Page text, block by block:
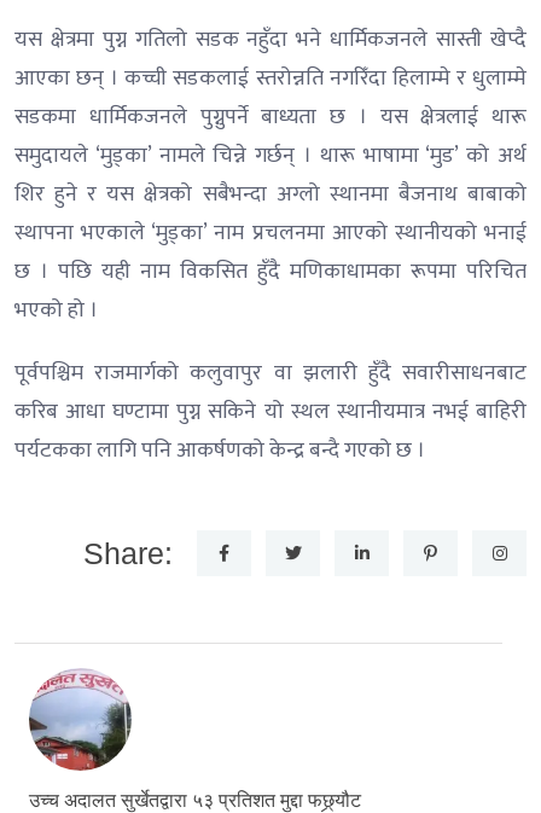
यस क्षेत्रमा पुग्न गतिलो सडक नहुँदा भने धार्मिकजनले सास्ती खेप्दै
आएका छन् । कच्ची सडकलाई स्तरोन्नति नगरिँदा हिलाम्मे र धुलाम्मे
सडकमा धार्मिकजनले पुग्नुपर्ने बाध्यता छ । यस क्षेत्रलाई थारू
समुदायले ‘मुड्का’ नामले चिन्ने गर्छन् । थारू भाषामा ‘मुड’ को अर्थ
शिर हुने र यस क्षेत्रको सबैभन्दा अग्लो स्थानमा बैजनाथ बाबाको
स्थापना भएकाले ‘मुड्का’ नाम प्रचलनमा आएको स्थानीयको भनाई
छ । पछि यही नाम विकसित हुँदै मणिकाधामका रूपमा परिचित
भएको हो ।
पूर्वपश्चिम राजमार्गको कलुवापुर वा झलारी हुँदै सवारीसाधनबाट
करिब आधा घण्टामा पुग्न सकिने यो स्थल स्थानीयमात्र नभई बाहिरी
पर्यटकका लागि पनि आकर्षणको केन्द्र बन्दै गएको छ ।
Share:
उच्च अदालत सुर्खेतद्वारा ५३ प्रतिशत मुद्दा फछ्र्यौट